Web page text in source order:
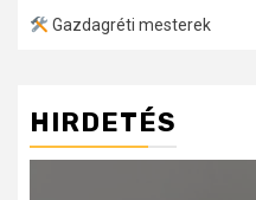
Gazdagréti mesterek
HIRDETÉS